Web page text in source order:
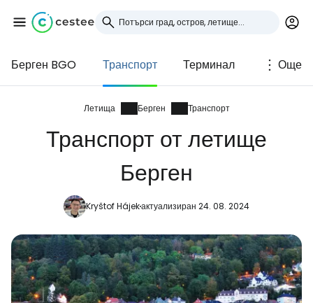
Берген BGO Транспорт Терминал Още
Летища Берген Транспорт
Транспорт от летище
Берген
Kryštof Hájekактуализиран 24. 08. 2024
Влезте в Cestee
... световната общност на туристите
Продължете с Google
Продължете с Facebook
Продължете с имейл